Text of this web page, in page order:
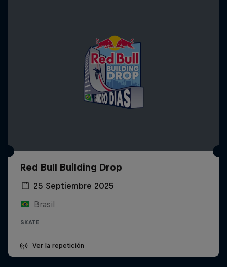
Red Bull Building Drop
25 Septiembre 2025
Brasil
SKATE
Ver la repetición